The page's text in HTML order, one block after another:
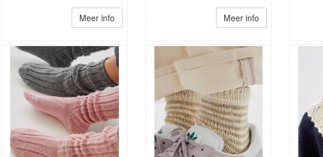
Meer info Meer info